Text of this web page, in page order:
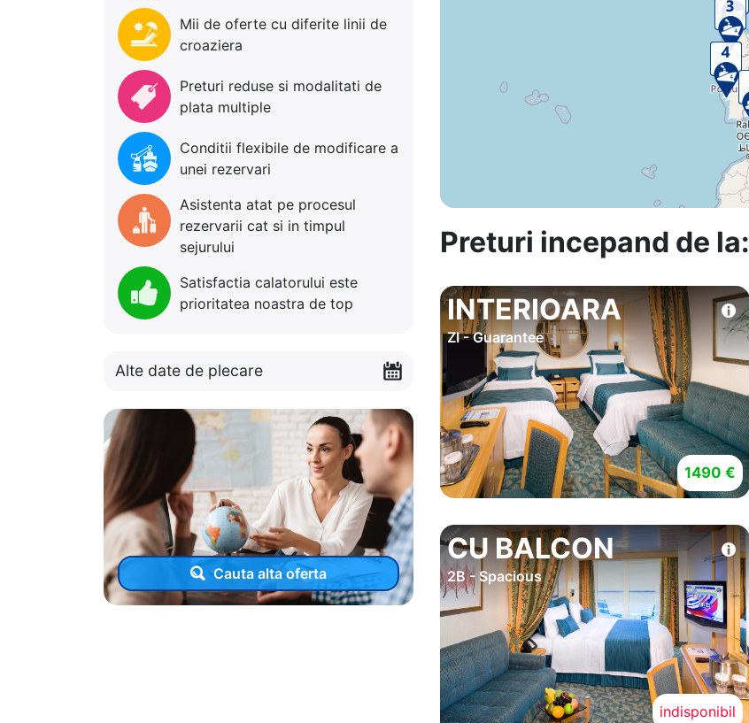
Mii de oferte cu diferite linii de
croaziera
Preturi reduse si modalitati de
plata multiple
Conditii flexibile de modificare a
unei rezervari
Asistenta atat pe procesul
rezervarii cat si in timpul
sejurului
Satisfactia calatorului este
prioritatea noastra de top
Alte date de plecare
Cauta alta oferta
Preturi incepand de la:
INTERIOARA
ZI - Guarantee
1490 €
CU BALCON
2B - Spacious
indisponibil